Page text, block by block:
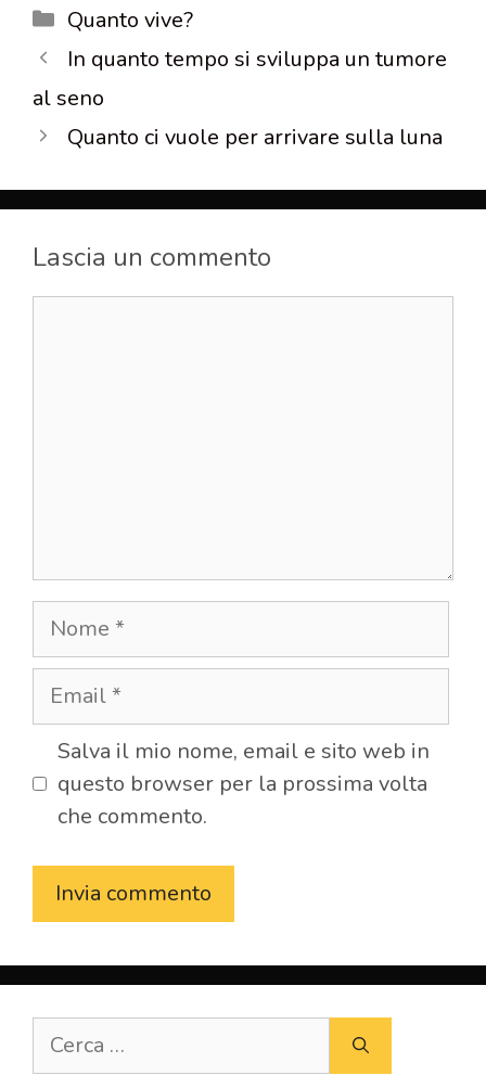
Categorie
Quanto vive?
In quanto tempo si sviluppa un tumore
al seno
Quanto ci vuole per arrivare sulla luna
Lascia un commento
Nome
Email
Salva il mio nome, email e sito web in
questo browser per la prossima volta
che commento.
per: